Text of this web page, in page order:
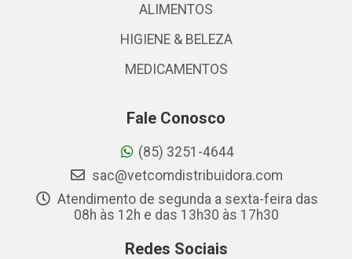
ALIMENTOS
HIGIENE & BELEZA
MEDICAMENTOS
Fale Conosco
(85) 3251-4644
sac@vetcomdistribuidora.com
Atendimento de segunda a sexta-feira das
08h às 12h e das 13h30 às 17h30
Redes Sociais